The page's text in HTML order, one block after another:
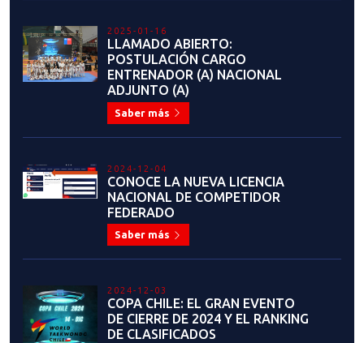
2025-01-16
LLAMADO ABIERTO:
POSTULACIÓN CARGO
ENTRENADOR (A) NACIONAL
ADJUNTO (A)
Saber más
2024-12-04
CONOCE LA NUEVA LICENCIA
NACIONAL DE COMPETIDOR
FEDERADO
Saber más
2024-12-03
COPA CHILE: EL GRAN EVENTO
DE CIERRE DE 2024 Y EL RANKING
DE CLASIFICADOS